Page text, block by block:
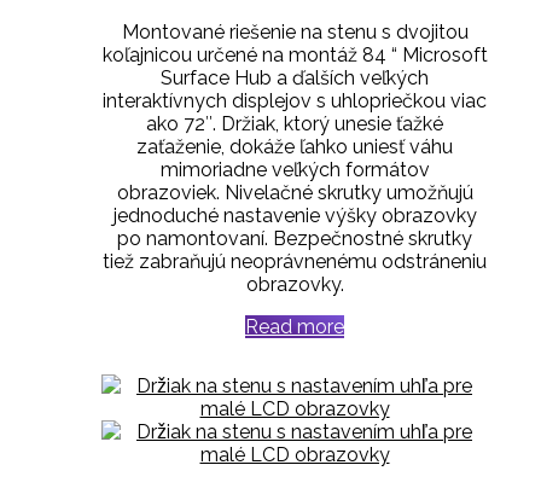
Montované riešenie na stenu s dvojitou
koľajnicou určené na montáž 84 “ Microsoft
Surface Hub a ďalších veľkých
interaktívnych displejov s uhlopriečkou viac
ako 72″. Držiak, ktorý unesie ťažké
zaťaženie, dokáže ľahko uniesť váhu
mimoriadne veľkých formátov
obrazoviek. Nivelačné skrutky umožňujú
jednoduché nastavenie výšky obrazovky
po namontovaní. Bezpečnostné skrutky
tiež zabraňujú neoprávnenému odstráneniu
obrazovky.
Read more